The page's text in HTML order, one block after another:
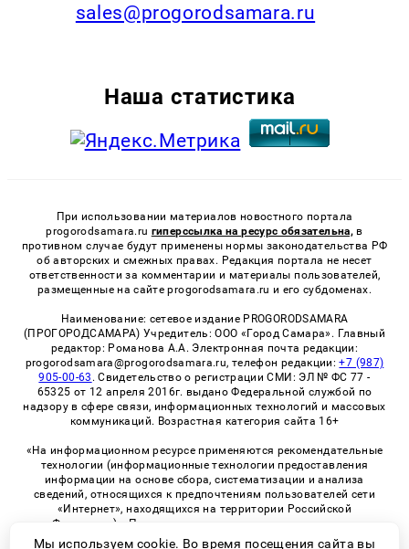
sales@progorodsamara.ru
Наша статистика
При использовании материалов новостного портала
progorodsamara.ru гиперссылка на ресурс обязательна, в
противном случае будут применены нормы законодательства РФ
об авторских и смежных правах. Редакция портала не несет
ответственности за комментарии и материалы пользователей,
размещенные на сайте progorodsamara.ru и его субдоменах.
Наименование: сетевое издание PROGORODSAMARA
(ПРОГОРОДСАМАРА) Учредитель: ООО «Город Самара». Главный
редактор: Романова А.А. Электронная почта редакции:
progorodsamara@progorodsamara.ru, телефон редакции:+7 (987)
905-00-63 . Свидетельство о регистрации СМИ: ЭЛ № ФС 77 -
65325 от 12 апреля 2016г. выдано Федеральной службой по
надзору в сфере связи, информационных технологий и массовых
коммуникаций. Возрастная категория сайта 16+
«На информационном ресурсе применяются рекомендательные
технологии (информационные технологии предоставления
информации на основе сбора, систематизации и анализа
сведений, относящихся к предпочтениям пользователей сети
«Интернет», находящихся на территории Российской
Федерации)». Правила применения рекомендательных
технологий в виджетах рекламно-обменной сети
«СМИ2» (PDF)
Мы используем cookie. Во время посещения сайта вы